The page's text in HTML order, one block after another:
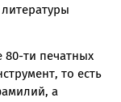
ти печатных
то есть
а